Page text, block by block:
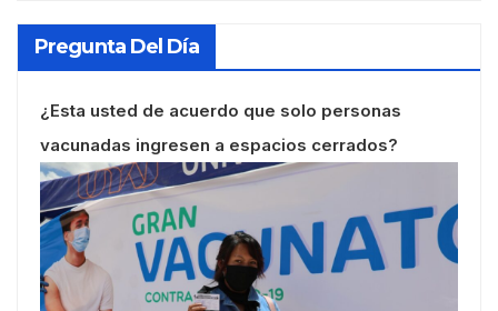
Pregunta Del Día
¿Esta usted de acuerdo que solo personas
vacunadas ingresen a espacios cerrados?